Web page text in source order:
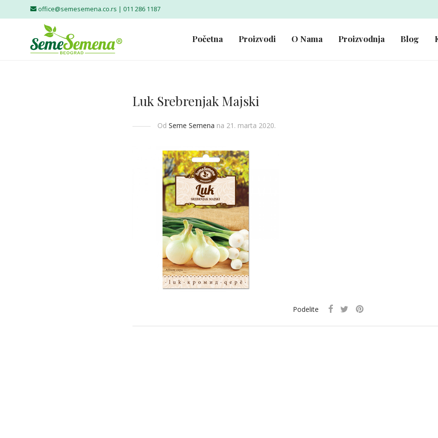
office@semesemena.co.rs | 011 286 1187
Početna Proizvodi O Nama Proizvodnja Blog
Luk Srebrenjak Majski
Od Seme Semena na 21. marta 2020.
Podelite